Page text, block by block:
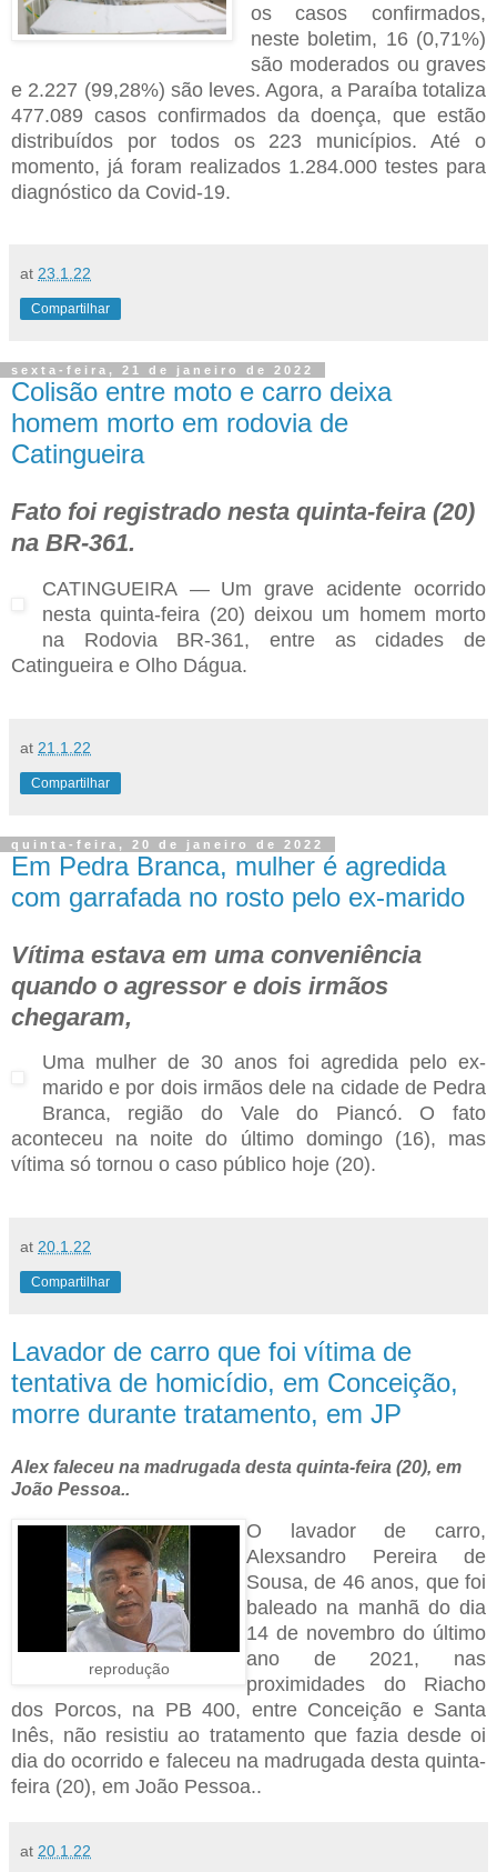
os casos confirmados,
neste boletim, 16 (0,71%)
são moderados ou graves
e 2.227 (99,28%) são leves. Agora, a Paraíba totaliza
477.089 casos confirmados da doença, que estão
distribuídos por todos os 223 municípios. Até o
momento, já foram realizados 1.284.000 testes para
diagnóstico da Covid-19.
at 23.1.22
Compartilhar
sexta-feira, 21 de janeiro de 2022
Colisão entre moto e carro deixa
homem morto em rodovia de
Catingueira
Fato foi registrado nesta quinta-feira (20)
na BR-361.
CATINGUEIRA — Um grave acidente ocorrido
nesta quinta-feira (20) deixou um homem morto
na Rodovia BR-361, entre as cidades de
Catingueira e Olho Dágua.
at 21.1.22
Compartilhar
quinta-feira, 20 de janeiro de 2022
Em Pedra Branca, mulher é agredida
com garrafada no rosto pelo ex-marido
Vítima estava em uma conveniência
quando o agressor e dois irmãos
chegaram,
Uma mulher de 30 anos foi agredida pelo ex-
marido e por dois irmãos dele na cidade de Pedra
Branca, região do Vale do Piancó. O fato
aconteceu na noite do último domingo (16), mas
vítima só tornou o caso público hoje (20).
at 20.1.22
Compartilhar
Lavador de carro que foi vítima de
tentativa de homicídio, em Conceição,
morre durante tratamento, em JP
Alex faleceu na madrugada desta quinta-feira (20), em
João Pessoa..
reprodução
O lavador de carro,
Alexsandro Pereira de
Sousa, de 46 anos, que foi
baleado na manhã do dia
14 de novembro do último
ano de 2021, nas
proximidades do Riacho
dos Porcos, na PB 400, entre Conceição e Santa
Inês, não resistiu ao tratamento que fazia desde oi
dia do ocorrido e faleceu na madrugada desta quinta-
feira (20), em João Pessoa..
at 20.1.22